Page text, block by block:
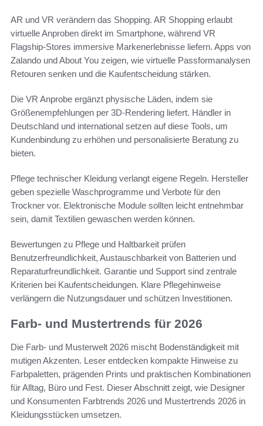
AR und VR verändern das Shopping. AR Shopping erlaubt
virtuelle Anproben direkt im Smartphone, während VR
Flagship-Stores immersive Markenerlebnisse liefern. Apps von
Zalando und About You zeigen, wie virtuelle Passformanalysen
Retouren senken und die Kaufentscheidung stärken.
Die VR Anprobe ergänzt physische Läden, indem sie
Größenempfehlungen per 3D-Rendering liefert. Händler in
Deutschland und international setzen auf diese Tools, um
Kundenbindung zu erhöhen und personalisierte Beratung zu
bieten.
Pflege technischer Kleidung verlangt eigene Regeln. Hersteller
geben spezielle Waschprogramme und Verbote für den
Trockner vor. Elektronische Module sollten leicht entnehmbar
sein, damit Textilien gewaschen werden können.
Bewertungen zu Pflege und Haltbarkeit prüfen
Benutzerfreundlichkeit, Austauschbarkeit von Batterien und
Reparaturfreundlichkeit. Garantie und Support sind zentrale
Kriterien bei Kaufentscheidungen. Klare Pflegehinweise
verlängern die Nutzungsdauer und schützen Investitionen.
Farb- und Mustertrends für 2026
Die Farb- und Musterwelt 2026 mischt Bodenständigkeit mit
mutigen Akzenten. Leser entdecken kompakte Hinweise zu
Farbpaletten, prägenden Prints und praktischen Kombinationen
für Alltag, Büro und Fest. Dieser Abschnitt zeigt, wie Designer
und Konsumenten Farbtrends 2026 und Mustertrends 2026 in
Kleidungsstücken umsetzen.